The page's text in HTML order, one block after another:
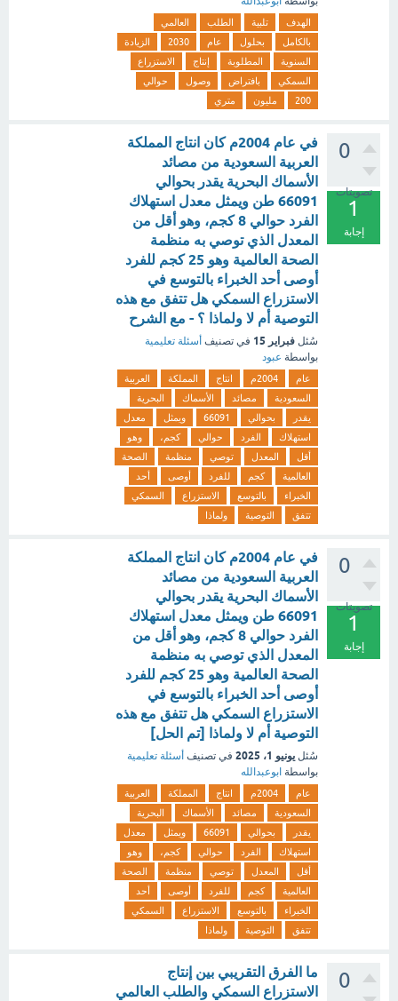
الهدف تلبية الطلب
العالمي
بالكامل
بحلول عام 2030
الزيادة
السنوية
المطلوبة إنتاج
الاستزراع
السمكي
بافتراض وصول
حوالي
200
مليون متري
0
تصويتات
1
إجابة
في عام 2004م كان انتاج المملكة
العربية السعودية من مصائد
الأسماك البحرية يقدر بحوالي
66091 طن ويمثل معدل استهلاك
الفرد حوالي 8 كجم، وهو أقل من
المعدل الذي توصي به منظمة
الصحة العالمية وهو 25 كجم للفرد
أوصى أحد الخبراء بالتوسع في
الاستزراع السمكي هل تتفق مع هذه
التوصية أم لا ولماذا ؟ - مع الشرح
سُئل فبراير 15 في تصنيف أسئلة تعليمية
بواسطة عبود
عام 2004م انتاج المملكة
العربية
السعودية
مصائد الأسماك
البحرية
يقدر
بحوالي 66091 ويمثل
معدل
استهلاك
الفرد حوالي كجم،
وهو
أقل
المعدل توصي منظمة
الصحة
العالمية
كجم للفرد أوصى
أحد
الخبراء
بالتوسع الاستزراع
السمكي
تتفق
التوصية ولماذا
0
تصويتات
1
إجابة
في عام 2004م كان انتاج المملكة
العربية السعودية من مصائد
الأسماك البحرية يقدر بحوالي
66091 طن ويمثل معدل استهلاك
الفرد حوالي 8 كجم، وهو أقل من
المعدل الذي توصي به منظمة
الصحة العالمية وهو 25 كجم للفرد
أوصى أحد الخبراء بالتوسع في
الاستزراع السمكي هل تتفق مع هذه
التوصية أم لا ولماذا [تم الحل]
سُئل يونيو 1، 2025 في تصنيف أسئلة تعليمية
بواسطة ابوعبدالله
عام 2004م انتاج المملكة
العربية
السعودية
مصائد الأسماك
البحرية
يقدر
بحوالي 66091 ويمثل
معدل
استهلاك
الفرد حوالي كجم،
وهو
أقل
المعدل توصي منظمة
الصحة
العالمية
كجم للفرد أوصى
أحد
الخبراء
بالتوسع الاستزراع
السمكي
تتفق
التوصية ولماذا
0
ما الفرق التقريبي بين إنتاج
الاستزراع السمكي والطلب العالمي